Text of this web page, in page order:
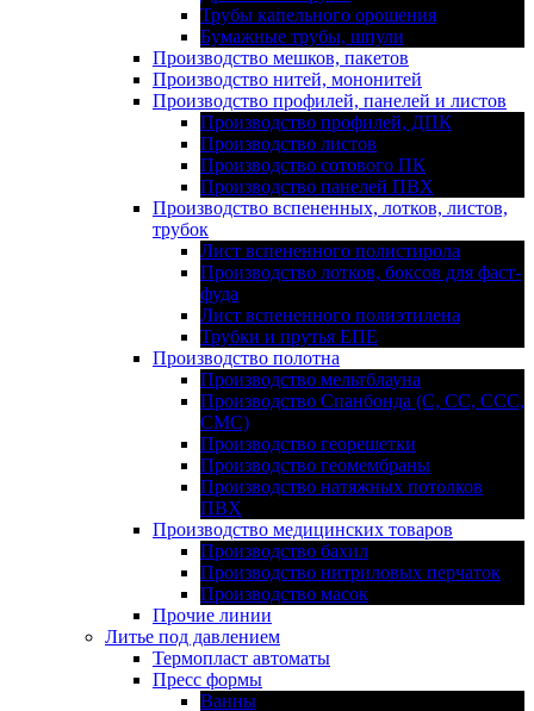
Трубы капельного орошения
Бумажные трубы, шпули
Производство мешков, пакетов
Производство нитей, мононитей
Производство профилей, панелей и листов
Производство профилей, ДПК
Производство листов
Производство сотового ПК
Производство панелей ПВХ
Производство вспененных, лотков, листов,
трубок
Лист вспененного полистирола
Производство лотков, боксов для фаст-
фуда
Лист вспененного полиэтилена
Трубки и прутья ЕПЕ
Производство полотна
Производство мельтблауна
Производство Спанбонда (С, СС, ССС,
СМС)
Производство георешетки
Производство геомембраны
Производство натяжных потолков
ПВХ
Производство медицинских товаров
Производство бахил
Производство нитриловых перчаток
Производство масок
Прочие линии
Литье под давлением
Термопласт автоматы
Пресс формы
Ванны